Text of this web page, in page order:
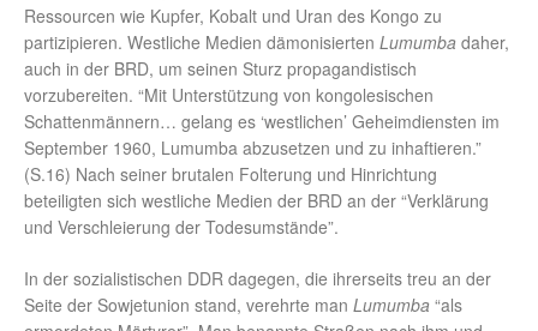
Ressourcen wie Kupfer, Kobalt und Uran des Kongo zu
partizipieren. Westliche Medien dämonisierten Lumumba daher,
auch in der BRD, um seinen Sturz propagandistisch
vorzubereiten. “Mit Unterstützung von kongolesischen
Schattenmännern… gelang es ‘westlichen’ Geheimdiensten im
September 1960, Lumumba abzusetzen und zu inhaftieren.”
(S.16) Nach seiner brutalen Folterung und Hinrichtung
beteiligten sich westliche Medien der BRD an der “Verklärung
und Verschleierung der Todesumstände”.
In der sozialistischen DDR dagegen, die ihrerseits treu an der
Seite der Sowjetunion stand, verehrte man Lumumba “als